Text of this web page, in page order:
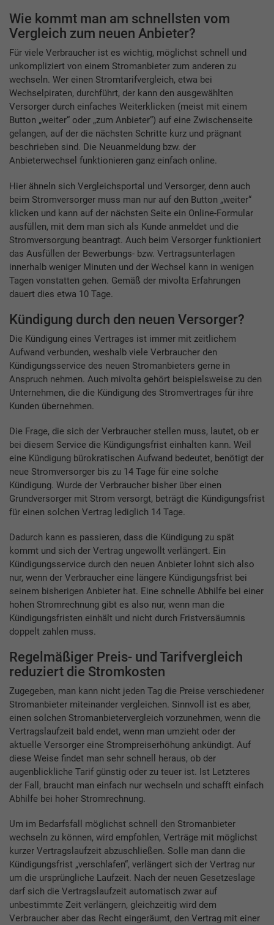
Wie kommt man am schnellsten vom
Vergleich zum neuen Anbieter?
Für viele Verbraucher ist es wichtig, möglichst schnell und
unkompliziert von einem Stromanbieter zum anderen zu
wechseln. Wer einen Stromtarifvergleich, etwa bei
Wechselpiraten, durchführt, der kann den ausgewählten
Versorger durch einfaches Weiterklicken (meist mit einem
Button „weiter“ oder „zum Anbieter“) auf eine Zwischenseite
gelangen, auf der die nächsten Schritte kurz und prägnant
beschrieben sind. Die Neuanmeldung bzw. der
Anbieterwechsel funktionieren ganz einfach online.
Hier ähneln sich Vergleichsportal und Versorger, denn auch
beim Stromversorger muss man nur auf den Button „weiter“
klicken und kann auf der nächsten Seite ein Online-Formular
ausfüllen, mit dem man sich als Kunde anmeldet und die
Stromversorgung beantragt. Auch beim Versorger funktioniert
das Ausfüllen der Bewerbungs- bzw. Vertragsunterlagen
innerhalb weniger Minuten und der Wechsel kann in wenigen
Tagen vonstatten gehen. Gemäß der mivolta Erfahrungen
dauert dies etwa 10 Tage.
Kündigung durch den neuen Versorger?
Die Kündigung eines Vertrages ist immer mit zeitlichem
Aufwand verbunden, weshalb viele Verbraucher den
Kündigungsservice des neuen Stromanbieters gerne in
Anspruch nehmen. Auch mivolta gehört beispielsweise zu den
Unternehmen, die die Kündigung des Stromvertrages für ihre
Kunden übernehmen.
Die Frage, die sich der Verbraucher stellen muss, lautet, ob er
bei diesem Service die Kündigungsfrist einhalten kann. Weil
eine Kündigung bürokratischen Aufwand bedeutet, benötigt der
neue Stromversorger bis zu 14 Tage für eine solche
Kündigung. Wurde der Verbraucher bisher über einen
Grundversorger mit Strom versorgt, beträgt die Kündigungsfrist
für einen solchen Vertrag lediglich 14 Tage.
Dadurch kann es passieren, dass die Kündigung zu spät
kommt und sich der Vertrag ungewollt verlängert. Ein
Kündigungsservice durch den neuen Anbieter lohnt sich also
nur, wenn der Verbraucher eine längere Kündigungsfrist bei
seinem bisherigen Anbieter hat. Eine schnelle Abhilfe bei einer
hohen Stromrechnung gibt es also nur, wenn man die
Kündigungsfristen einhält und nicht durch Fristversäumnis
doppelt zahlen muss.
Regelmäßiger Preis- und Tarifvergleich
reduziert die Stromkosten
Zugegeben, man kann nicht jeden Tag die Preise verschiedener
Stromanbieter miteinander vergleichen. Sinnvoll ist es aber,
einen solchen Stromanbietervergleich vorzunehmen, wenn die
Vertragslaufzeit bald endet, wenn man umzieht oder der
aktuelle Versorger eine Strompreiserhöhung ankündigt. Auf
diese Weise findet man sehr schnell heraus, ob der
augenblickliche Tarif günstig oder zu teuer ist. Ist Letzteres
der Fall, braucht man einfach nur wechseln und schafft einfach
Abhilfe bei hoher Stromrechnung.
Um im Bedarfsfall möglichst schnell den Stromanbieter
wechseln zu können, wird empfohlen, Verträge mit möglichst
kurzer Vertragslaufzeit abzuschließen. Solle man dann die
Kündigungsfrist „verschlafen“, verlängert sich der Vertrag nur
um die ursprüngliche Laufzeit. Nach der neuen Gesetzeslage
darf sich die Vertragslaufzeit automatisch zwar auf
unbestimmte Zeit verlängern, gleichzeitig wird dem
Verbraucher aber das Recht eingeräumt, den Vertrag mit einer